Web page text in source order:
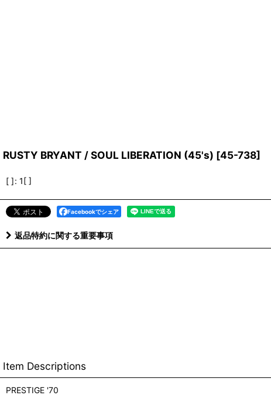
RUSTY BRYANT / SOUL LIBERATION (45's) [45-738]
[ ]: 1[ ]
Facebookでシェア
返品特約に関する重要事項
Item Descriptions
PRESTIGE '70